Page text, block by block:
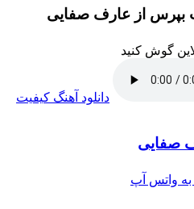
بپرس از عارف صفایی
گوش کنید
دانلود آهنگ کیفیت
صفایی
به واتس آپ